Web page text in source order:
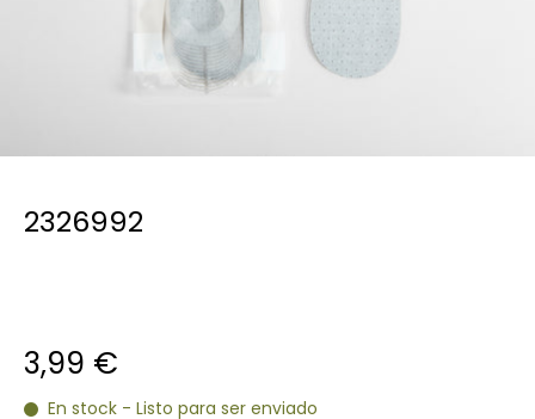
2326992
3,99 €
En stock - Listo para ser enviado